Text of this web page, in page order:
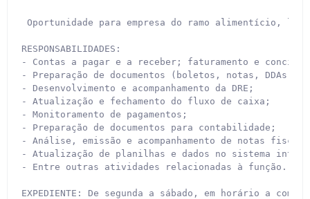
Oportunidade para empresa do ramo alimentício,
RESPONSABILIDADES:
- Contas a pagar e a receber; faturamento e
- Preparação de documentos (boletos, notas, DDAs,
- Desenvolvimento e acompanhamento da DRE;
- Atualização e fechamento do fluxo de caixa;
- Monitoramento de pagamentos;
- Preparação de documentos para contabilidade;
- Análise, emissão e acompanhamento de notas
- Atualização de planilhas e dados no sistema
- Entre outras atividades relacionadas à função.
EXPEDIENTE: De segunda a sábado, em horário a